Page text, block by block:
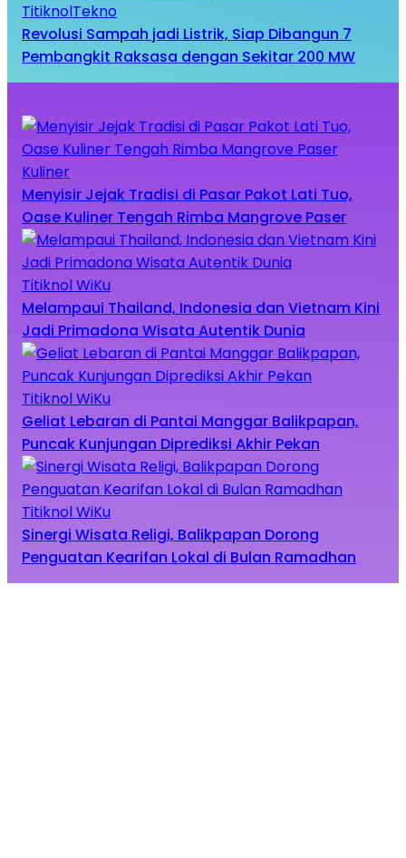
TitiknolTekno
Revolusi Sampah jadi Listrik, Siap Dibangun 7
Pembangkit Raksasa dengan Sekitar 200 MW
Kuliner
Menyisir Jejak Tradisi di Pasar Pakot Lati Tuo,
Oase Kuliner Tengah Rimba Mangrove Paser
Titiknol WiKu
Melampaui Thailand, Indonesia dan Vietnam Kini
Jadi Primadona Wisata Autentik Dunia
Titiknol WiKu
Geliat Lebaran di Pantai Manggar Balikpapan,
Puncak Kunjungan Diprediksi Akhir Pekan
Titiknol WiKu
Sinergi Wisata Religi, Balikpapan Dorong
Penguatan Kearifan Lokal di Bulan Ramadhan